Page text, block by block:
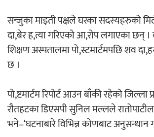
अर्जुन चन्द्रको ‘संवेदनाका
‘दुर्गा’ निर्माण गर्दै सम्राट
सन्जुका माइती पक्षले घरका सदस्यहरुको
दा,बेर ह,त्या गरिएको आ,रोप लगाएका छन् ।
शिक्षण अस्पतालमा पो,स्टमार्टमपछि शव
छ ।
पो,ष्टमार्टम रिपोर्ट आउन बाँकी रहेको जिल्ला
रौतहटका डिएसपी सुनिल मल्लले
भने–‘घटनाबारे विभिन्न कोणबाट अनुसन्धान